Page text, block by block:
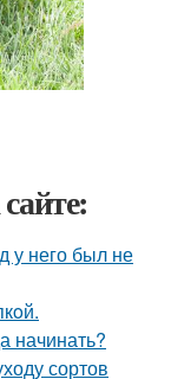
у него был не
начинать?
сортов